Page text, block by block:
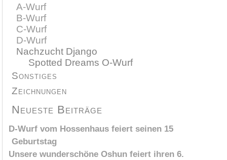
A-Wurf
B-Wurf
C-Wurf
D-Wurf
Nachzucht Django
Spotted Dreams O-Wurf
Sonstiges
Zeichnungen
Neueste Beiträge
D-Wurf vom Hossenhaus feiert seinen 15
Geburtstag
Unsere wunderschöne Oshun feiert ihren 6.